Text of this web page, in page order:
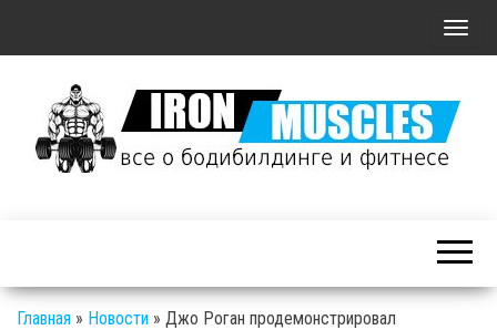
П
к
а
ь
/
и фитнесе
Главная » Новости » Джо Роган продемонстрировал